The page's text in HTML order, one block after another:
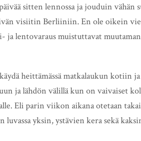
sitten lennossa ja jouduin vähän
visiitin Berliiniin. En ole oikein
lentovaraus muistuttavat muutaman
heittämässä matkalaukun kotiin ja
ja lähdön välillä kun on vaivaiset
Eli parin viikon aikana otetaan
yksin, ystävien kera sekä